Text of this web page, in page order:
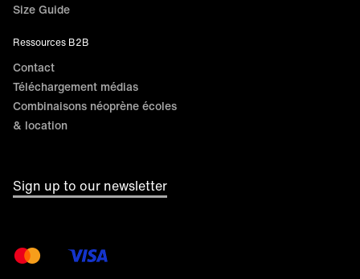
Size Guide
Ressources B2B
Contact
Téléchargement médias
Combinaisons néoprène écoles
& location
Sign up to our newsletter